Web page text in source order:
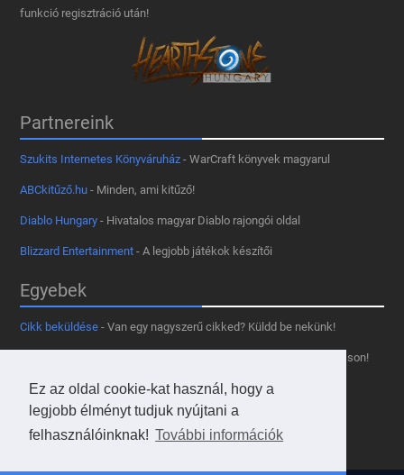
Ez az oldal cookie-kat használ, hogy a
legjobb élményt tudjuk nyújtani a
felhasználóinknak! További információk
funkció regisztráció után!
Partnereink
Szukits Internetes Könyváruház - WarCraft könyvek magyarul
ABCkitűző.hu - Minden, ami kitűző!
Diablo Hungary - Hivatalos magyar Diablo rajongói oldal
Blizzard Entertainment - A legjobb játékok készítői
Egyebek
Cikk beküldése - Van egy nagyszerű cikked? Küldd be nekünk!
- Tetszik az oldal? Segíts, hogy fennmaradhasson!
Kapcsolat, médiaajánlat- Lépj velünk kapcsolatba!
Használd a tooltipünket- A saját oldaladon is!